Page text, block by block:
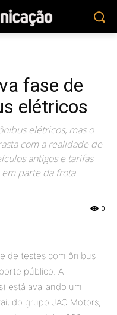
fase de
elétricos
elétricos, mas o
com a realidade de
antigos e tarifas
parte da frota
0
de testes com ônibus
público. A
está avaliando um
do grupo JAC Motors,